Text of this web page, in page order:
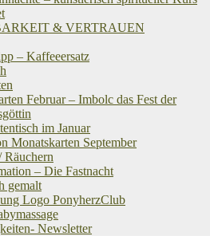
& VERTRAUEN
– Kaffeeersatz
Februar – Imbolc das Fest der
im Januar
Monatskarten September
Räuchern
– Die Fastnacht
gemalt
Logo PonyherzClub
Newsletter